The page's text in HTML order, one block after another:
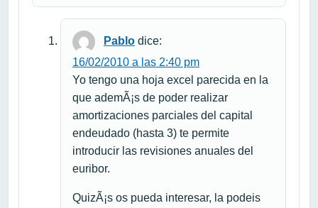
Pablo dice:
16/02/2010 a las 2:40 pm
Yo tengo una hoja excel parecida en la
que ademÃ¡s de poder realizar
amortizaciones parciales del capital
endeudado (hasta 3) te permite
introducir las revisiones anuales del
euribor.
QuizÃ¡s os pueda interesar, la podeis